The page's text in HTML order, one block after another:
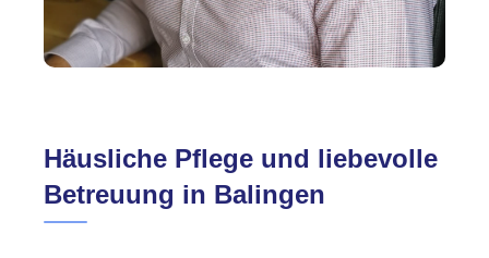
Häusliche Pflege und liebevolle
Betreuung in Balingen